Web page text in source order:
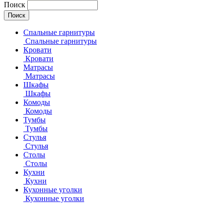
Поиск
Спальные гарнитуры
Спальные гарнитуры
Кровати
Кровати
Матрасы
Матрасы
Шкафы
Шкафы
Комоды
Комоды
Тумбы
Тумбы
Стулья
Стулья
Столы
Столы
Кухни
Кухни
Кухонные уголки
Кухонные уголки